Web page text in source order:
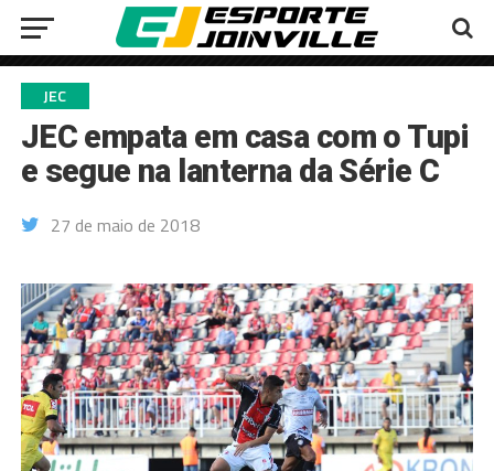
JEC
JEC empata em casa com o Tupi
e segue na lanterna da Série C
27 de maio de 2018